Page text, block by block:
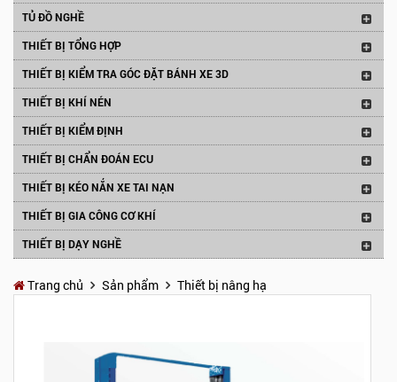
TỦ ĐỒ NGHỀ
THIẾT BỊ TỔNG HỢP
THIẾT BỊ KIỂM TRA GÓC ĐẶT BÁNH XE 3D
THIẾT BỊ KHÍ NÉN
THIẾT BỊ KIỂM ĐỊNH
THIẾT BỊ CHẨN ĐOÁN ECU
THIẾT BỊ KÉO NẮN XE TAI NẠN
THIẾT BỊ GIA CÔNG CƠ KHÍ
THIẾT BỊ DẠY NGHỀ
Trang chủ Sản phẩm Thiết bị nâng hạ